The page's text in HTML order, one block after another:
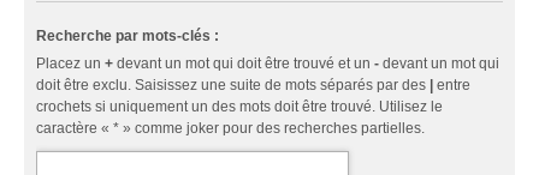
Recherche par mots-clés :
Placez un + devant un mot qui doit être trouvé et un - devant un mot qui
doit être exclu. Saisissez une suite de mots séparés par des | entre
crochets si uniquement un des mots doit être trouvé. Utilisez le
caractère « * » comme joker pour des recherches partielles.